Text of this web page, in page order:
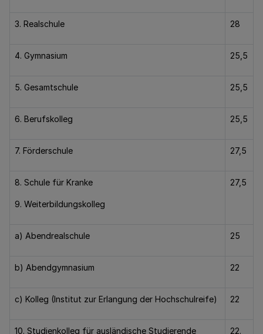
3. Realschule 28
4. Gymnasium 25,5
5. Gesamtschule 25,5
6. Berufskolleg 25,5
7. Förderschule 27,5
8. Schule für Kranke
9. Weiterbildungskolleg
27,5
a) Abendrealschule 25
b) Abendgymnasium 22
c) Kolleg (Institut zur Erlangung der Hochschulreife) 22
10. Studienkolleg für ausländische Studierende 22.